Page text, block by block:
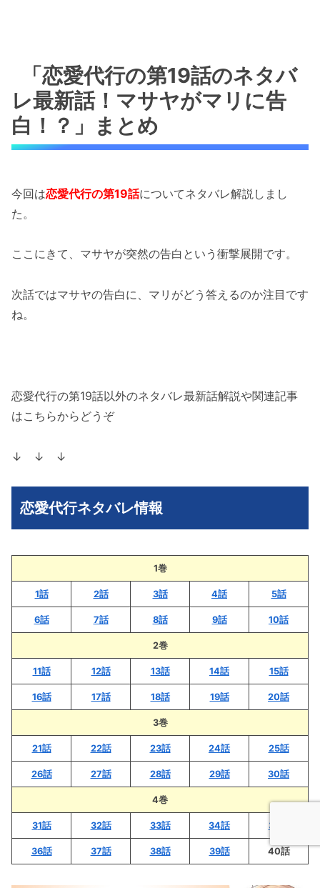
「恋愛代行の第19話のネタバ
レ最新話！マサヤがマリに告
白！？」まとめ
今回は恋愛代行の第19話についてネタバレ解説しまし
た。
ここにきて、マサヤが突然の告白という衝撃展開です。
次話ではマサヤの告白に、マリがどう答えるのか注目です
ね。
恋愛代行の第19話以外のネタバレ最新話解説や関連記事
はこちらからどうぞ
↓ ↓ ↓
恋愛代行ネタバレ情報
1巻
1話 2話 3話 4話 5話
6話 7話 8話 9話 10話
2巻
11話 12話 13話 14話 15話
16話 17話 18話 19話 20話
3巻
21話 22話 23話 24話 25話
26話 27話 28話 29話 30話
4巻
31話 32話 33話 34話 35話
36話 37話 38話 39話 40話